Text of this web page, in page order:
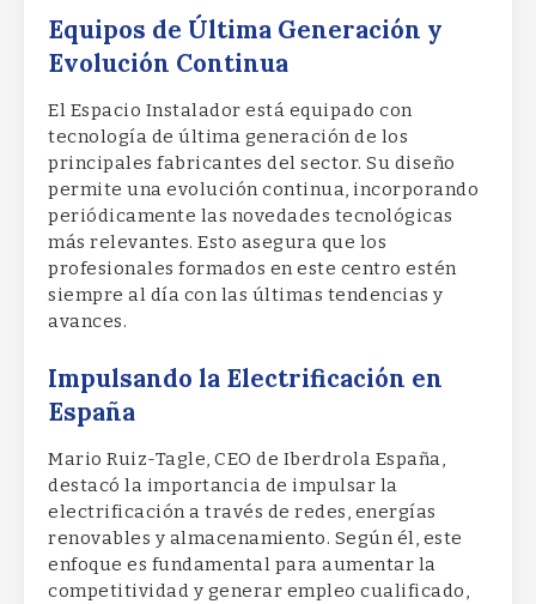
Equipos de Última Generación y
Evolución Continua
El Espacio Instalador está equipado con
tecnología de última generación de los
principales fabricantes del sector. Su diseño
permite una evolución continua, incorporando
periódicamente las novedades tecnológicas
más relevantes. Esto asegura que los
profesionales formados en este centro estén
siempre al día con las últimas tendencias y
avances.
Impulsando la Electrificación en
España
Mario Ruiz-Tagle, CEO de Iberdrola España,
destacó la importancia de impulsar la
electrificación a través de redes, energías
renovables y almacenamiento. Según él, este
enfoque es fundamental para aumentar la
competitividad y generar empleo cualificado,